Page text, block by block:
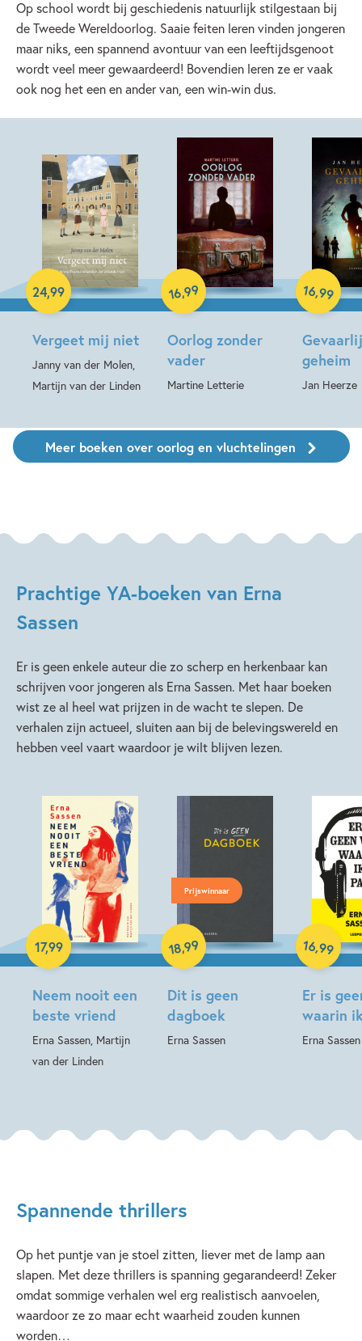
Op school wordt bij geschiedenis natuurlijk stilgestaan bij
de Tweede Wereldoorlog. Saaie feiten leren vinden jongeren
maar niks, een spannend avontuur van een leeftijdsgenoot
wordt veel meer gewaardeerd! Bovendien leren ze er vaak
ook nog het een en ander van, een win-win dus.
Vergeet mij niet
Janny van der Molen,
Martijn van der Linden
24,99
Hardcover
Oorlog zonder
vader
Martine Letterie
16,99
Hardcover
geheim
Jan Heerze
16,99
Hardcover
Meer boeken over oorlog en vluchtelingen
Prachtige YA-boeken van Erna
Sassen
Er is geen enkele auteur die zo scherp en herkenbaar kan
schrijven voor jongeren als Erna Sassen. Met haar boeken
wist ze al heel wat prijzen in de wacht te slepen. De
verhalen zijn actueel, sluiten aan bij de belevingswereld en
hebben veel vaart waardoor je wilt blijven lezen.
Neem nooit een
beste vriend
Erna Sassen, Martijn
van der Linden
17,99
Paperback
Prijswinnaar
Dit is geen
dagboek
Erna Sassen
18,99
Er is
waarin
Erna Sassen
16,99
Paperback
Spannende thrillers
Op het puntje van je stoel zitten, liever met de lamp aan
slapen. Met deze thrillers is spanning gegarandeerd! Zeker
omdat sommige verhalen wel erg realistisch aanvoelen,
waardoor ze zo maar echt waarheid zouden kunnen
worden…